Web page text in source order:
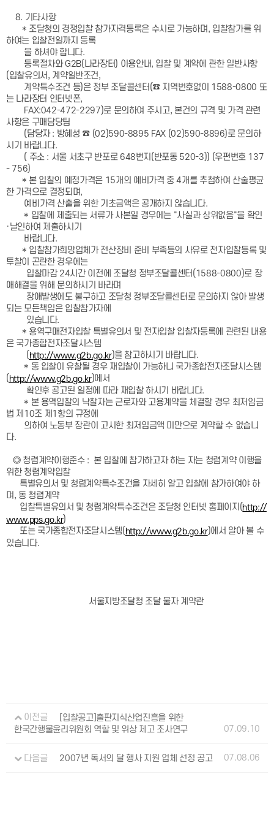
8. 기타사항
* 조달청의 경쟁입찰 참가자격등록은 수시로 가능하며, 입찰참가를 위
하여는 입찰전일까지 등록
을 하셔야 합니다.
등록절차와 G2B(나라장터) 이용안내, 입찰 및 계약에 관한 일반사항
(입찰유의서, 계약일반조건,
계약특수조건 등)은 정부 조달콜센터(☎ 지역번호없이 1588-0800 또
는 나라장터 인터넷폰,
FAX:042-472-2297)로 문의하여 주시고, 본건의 규격 및 가격 관련
사항은 구매담당팀
(담당자 : 방혜성 ☎ (02)590-8895 FAX (02)590-8896)로 문의하
시기 바랍니다.
( 주소 : 서울 서초구 반포로 648번지(반포동 520-3)) (우편번호 137
- 756)
* 본 입찰의 예정가격은 15개의 예비가격 중 4개를 추첨하여 산술평균
한 가격으로 결정되며,
예비가격 산출을 위한 기초금액은 공개하지 않습니다.
* 입찰에 제출되는 서류가 사본일 경우에는 "사실과 상위없음"을 확인
·날인하여 제출하시기
바랍니다.
* 입찰참가희망업체가 전산장비 준비 부족등의 사유로 전자입찰등록 및
투찰이 곤란한 경우에는
입찰마감 24시간 이전에 조달청 정부조달콜센터(1588-0800)로 장
애해결을 위해 문의하시기 바라며
장애발생에도 불구하고 조달청 정부조달콜센터로 문의하지 않아 발생
되는 모든책임은 입찰참가자에
있습니다.
* 용역구매전자입찰 특별유의서 및 전자입찰 입찰자등록에 관련된 내용
은 국가종합전자조달시스템
(http://www.g2b.go.kr)을 참고하시기 바랍니다.
* 동 입찰이 유찰될 경우 재입찰이 가능하니 국가종합전자조달시스템
( http://www.g2b.go.kr)에서
확인후 공고된 일정에 따라 재입찰 하시기 바랍니다.
* 본 용역입찰의 낙찰자는 근로자와 고용계약을 체결할 경우 최저임금
법 제10조 제1항의 규정에
의하여 노동부 장관이 고시한 최저임금액 미만으로 계약할 수 없습니
다.
◎ 청렴계약이행준수 : 본 입찰에 참가하고자 하는 자는 청렴계약 이행을
위한 청렴계약입찰
특별유의서 및 청렴계약특수조건을 자세히 알고 입찰에 참가하여야 하
며, 동 청렴계약
입찰특별유의서 및 청렴계약특수조건은 조달청 인터넷 홈페이지(http://
www.pps.go.kr)
또는 국가종합전자조달시스템( http://www.g2b.go.kr)에서 알아 볼 수
있습니다.
서울지방조달청 조달 물자 계약관
이전글
[입찰공고]출판지식산업진흥을 위한
한국간행물윤리위원회 역할 및 위상 제고 조사연구
07.09.10
다음글 2007년 독서의 달 행사 지원 업체 선정 공고 07.08.06